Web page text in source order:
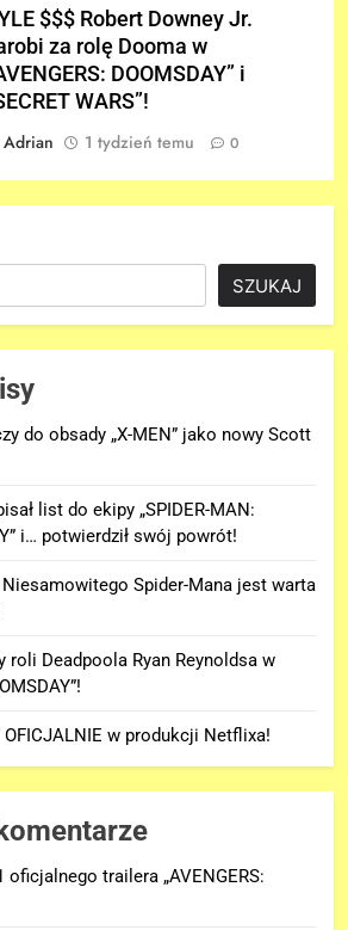
$$$ Robert Downey Jr.
za rolę Dooma w
DOOMSDAY” i
WARS”!
Adrian
1 tydzień temu 0
SZUKAJ
do obsady „X-MEN” jako nowy Scott
list do ekipy „SPIDER-MAN:
i… potwierdził swój powrót!
Niesamowitego Spider-Mana jest warta
roli Deadpoola Ryan Reynoldsa w
OFICJALNIE w produkcji Netflixa!
oficjalnego trailera „AVENGERS: